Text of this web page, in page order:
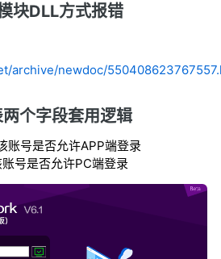
块DLL方式报错
archive/newdoc/
个字段套用逻辑
账号是否允许APP端登录
账号是否允许PC端登录